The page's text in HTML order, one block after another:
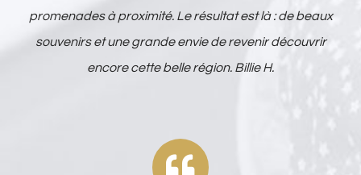
promenades à proximité. Le résultat est là : de beaux
souvenirs et une grande envie de revenir découvrir
encore cette belle région. Billie H.